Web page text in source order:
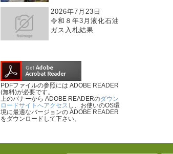
2026年7月23日
令和８年3月液化石油
ガス入札結果
PDFファイルの参照には ADOBE READER
(無料)が必要です。
上のバナーから ADOBE READERのダウン
ロードサイトへアクセス し、お使いのOS環
境に最適なバージョンの ADOBE READER
をダウンロードして下さい。